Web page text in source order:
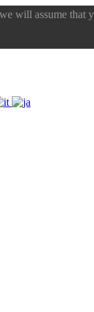
will assume that